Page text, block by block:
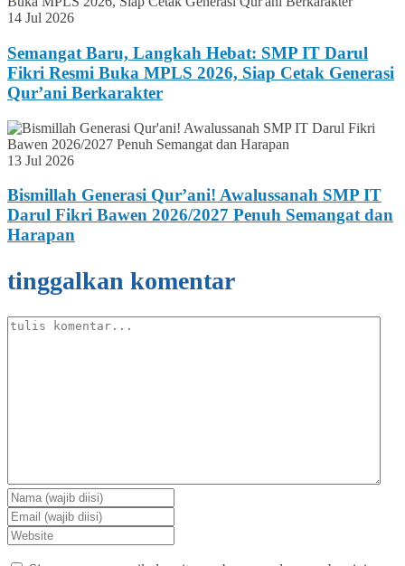
14 Jul 2026
Semangat Baru, Langkah Hebat: SMP IT Darul
Fikri Resmi Buka MPLS 2026, Siap Cetak Generasi
Qur’ani Berkarakter
13 Jul 2026
Bismillah Generasi Qur’ani! Awalussanah SMP IT
Darul Fikri Bawen 2026/2027 Penuh Semangat dan
Harapan
tinggalkan komentar